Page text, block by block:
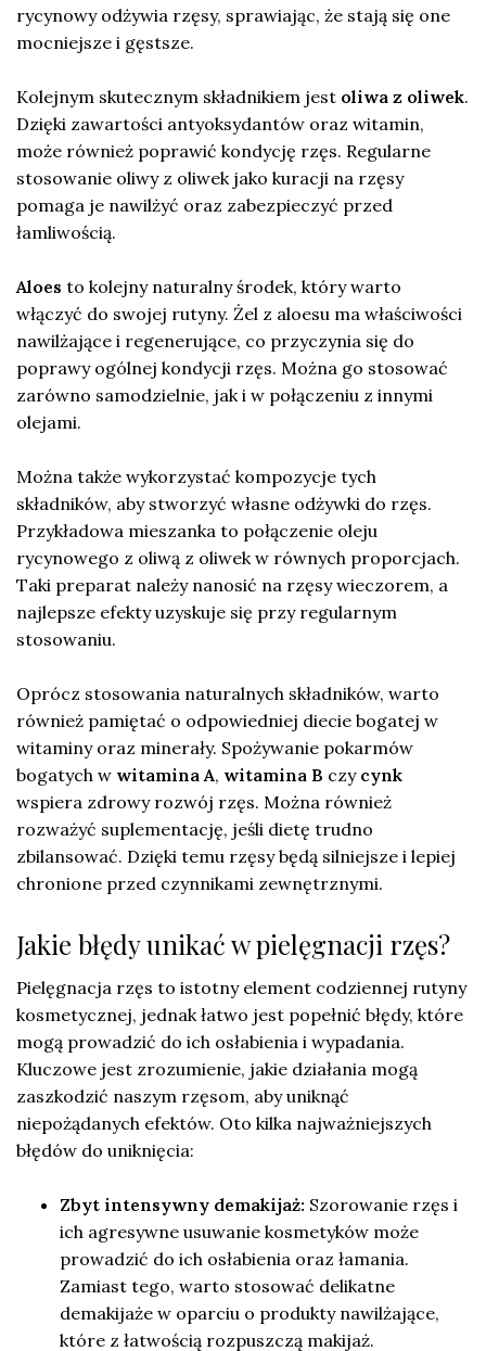
rycynowy odżywia rzęsy, sprawiając, że stają się one
mocniejsze i gęstsze.
Kolejnym skutecznym składnikiem jest oliwa z oliwek.
Dzięki zawartości antyoksydantów oraz witamin,
może również poprawić kondycję rzęs. Regularne
stosowanie oliwy z oliwek jako kuracji na rzęsy
pomaga je nawilżyć oraz zabezpieczyć przed
łamliwością.
Aloes to kolejny naturalny środek, który warto
włączyć do swojej rutyny. Żel z aloesu ma właściwości
nawilżające i regenerujące, co przyczynia się do
poprawy ogólnej kondycji rzęs. Można go stosować
zarówno samodzielnie, jak i w połączeniu z innymi
olejami.
Można także wykorzystać kompozycje tych
składników, aby stworzyć własne odżywki do rzęs.
Przykładowa mieszanka to połączenie oleju
rycynowego z oliwą z oliwek w równych proporcjach.
Taki preparat należy nanosić na rzęsy wieczorem, a
najlepsze efekty uzyskuje się przy regularnym
stosowaniu.
Oprócz stosowania naturalnych składników, warto
również pamiętać o odpowiedniej diecie bogatej w
witaminy oraz minerały. Spożywanie pokarmów
bogatych w witamina A, witamina B czy cynk
wspiera zdrowy rozwój rzęs. Można również
rozważyć suplementację, jeśli dietę trudno
zbilansować. Dzięki temu rzęsy będą silniejsze i lepiej
chronione przed czynnikami zewnętrznymi.
Jakie błędy unikać w pielęgnacji rzęs?
Pielęgnacja rzęs to istotny element codziennej rutyny
kosmetycznej, jednak łatwo jest popełnić błędy, które
mogą prowadzić do ich osłabienia i wypadania.
Kluczowe jest zrozumienie, jakie działania mogą
zaszkodzić naszym rzęsom, aby uniknąć
niepożądanych efektów. Oto kilka najważniejszych
błędów do uniknięcia:
Zbyt intensywny demakijaż: Szorowanie rzęs i
ich agresywne usuwanie kosmetyków może
prowadzić do ich osłabienia oraz łamania.
Zamiast tego, warto stosować delikatne
demakijaże w oparciu o produkty nawilżające,
które z łatwością rozpuszczą makijaż.